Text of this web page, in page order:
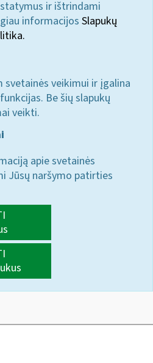
ir ištrindami
informacijos Slapukų
svetainės veikimui ir įgalina
Be šių slapukų
veikti.
apie svetainės
Jūsų naršymo patirties